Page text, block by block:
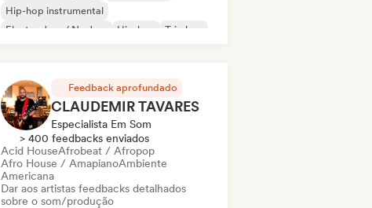
Hip-hop instrumental
Electro Jazz / Nu Jazz
Hip-hop Trip hop
Feedback aprofundado
CLAUDEMIR TAVARES
Especialista Em Som
> 400 feedbacks enviados
Acid HouseAfrobeat / Afropop
Afro House / AmapianoAmbiente
Americana
Dar aos artistas feedbacks detalhados
sobre o som/produção